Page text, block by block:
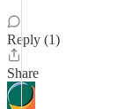
Reply (1)
Share